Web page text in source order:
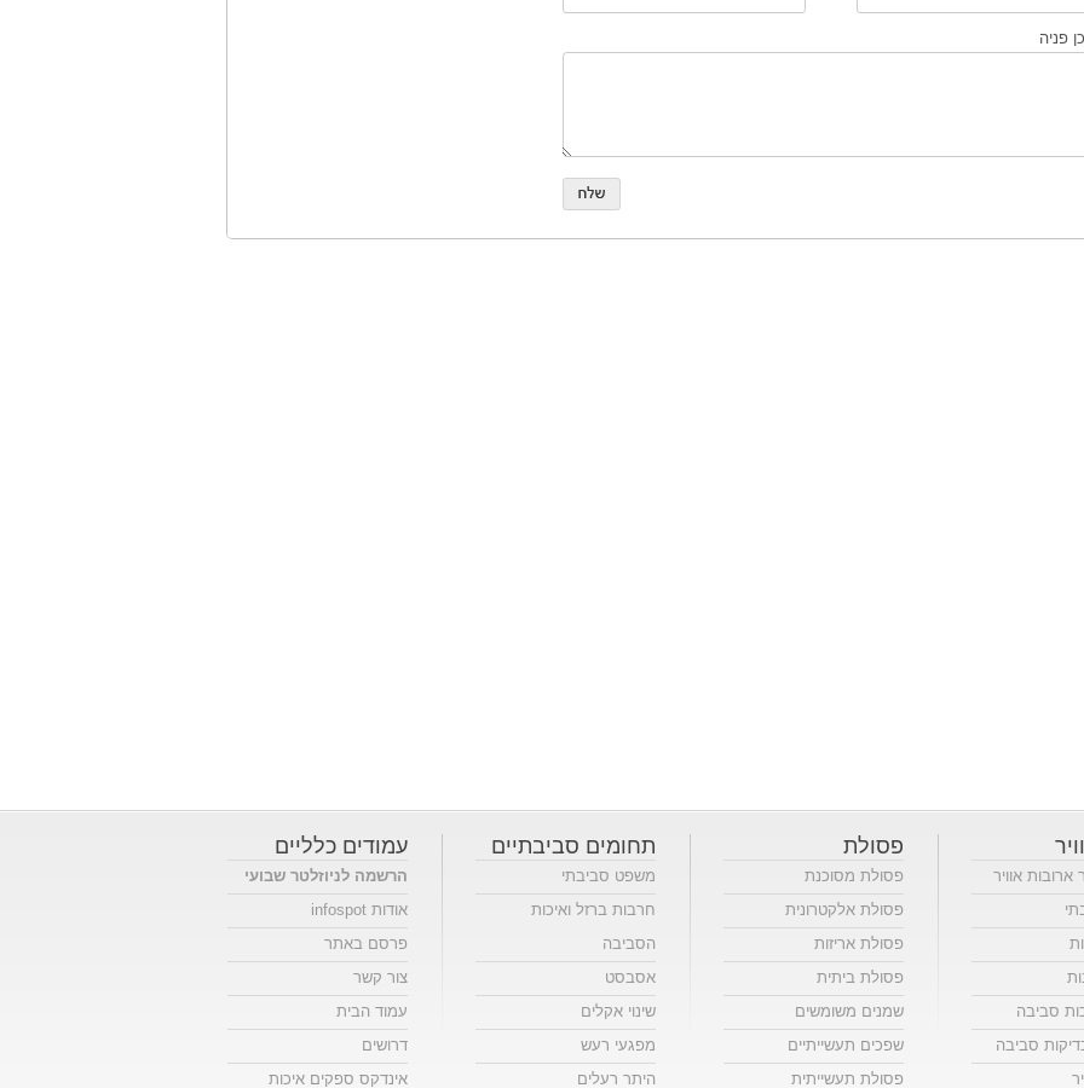
פניה
ארובות אוויר
סביבה
סביבה
פסולת
פסולת מסוכנת
פסולת אלקטרונית
פסולת אריזות
פסולת ביתית
שמנים משומשים
שפכים תעשייתיים
פסולת תעשייתית
תחומים סביבתיים
משפט סביבתי
חרבות ברזל ואיכות
הסביבה
אסבסט
שינוי אקלים
מפגעי רעש
היתר רעלים
עמודים כלליים
הרשמה לניוזלטר שבועי
אודות infospot
פרסם באתר
צור קשר
עמוד הבית
דרושים
אינדקס ספקים איכות